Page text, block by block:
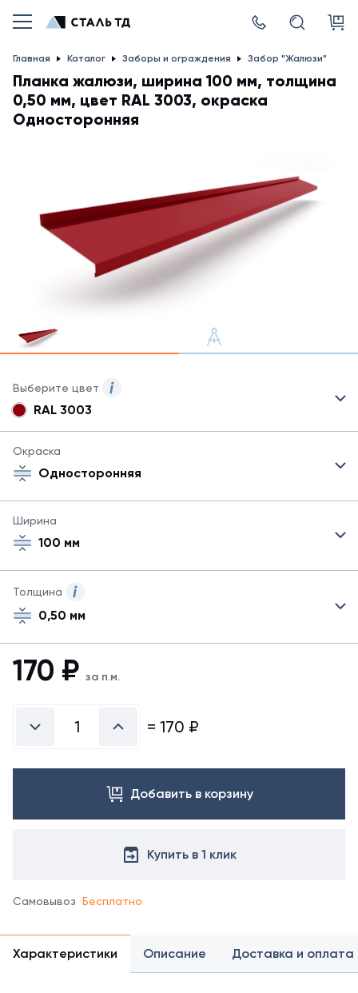
Главная Каталог Заборы и ограждения Забор "Жалюзи"
Планка жалюзи, ширина 100 мм, толщина
0,50 мм, цвет RAL 3003, окраска
Односторонняя
Выберите цвет
быть
все
цвета
справочнике
RAL 3003
Окраска
Односторонняя
Ширина
100 мм
Толщина
0,50 мм
170 ₽ за п.м.
= 170 ₽
Добавить в корзину
Купить в 1 клик
Самовывоз Бесплатно
Характеристики Описание Доставка и оплата